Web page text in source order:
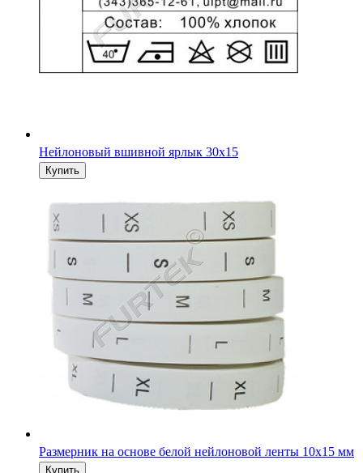
Нейлоновый вшивной ярлык 30х15
Размерник на основе белой нейлоновой ленты 10х15 мм